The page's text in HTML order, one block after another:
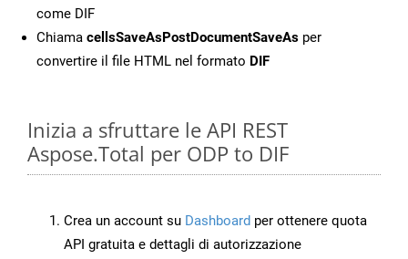
come DIF
Chiama cellsSaveAsPostDocumentSaveAs per
convertire il file HTML nel formato DIF
Inizia a sfruttare le API REST
Aspose.Total per ODP to DIF
Crea un account su Dashboard per ottenere quota
API gratuita e dettagli di autorizzazione